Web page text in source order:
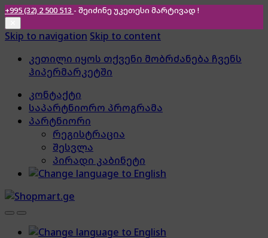
+995 (32) 2 500 513 - შეიძინე უკეთესი მარტივად !
Skip to navigation Skip to content
კეთილი იყოს თქვენი მობრძანება ჩვენს
ჰიპერმარკეტში
კონტაქტი
საპარტნიორო პროგრამა
პარტნიორი
რეგისტრაცია
შესვლა
პირადი კაბინეტი